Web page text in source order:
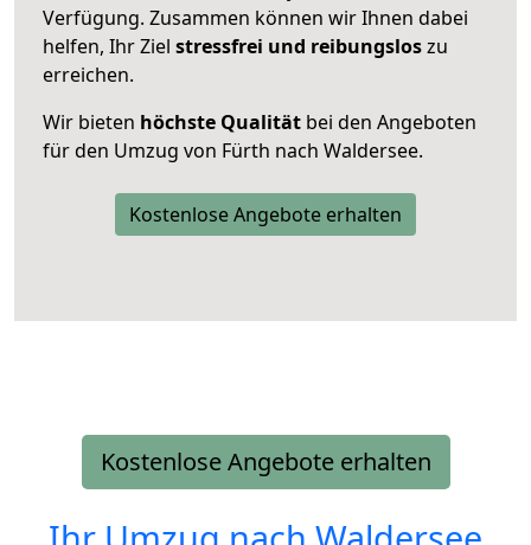
Verfügung. Zusammen können wir Ihnen dabei
helfen, Ihr Ziel stressfrei und reibungsloszu
erreichen.
Wir bieten höchste Qualität bei den Angeboten
für den Umzug von Fürth nach Waldersee.
Kostenlose Angebote erhalten
Kostenlose Angebote erhalten